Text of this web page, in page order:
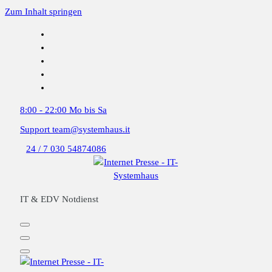
Zum Inhalt springen
8:00 - 22:00 Mo bis Sa
Support team@systemhaus.it
24 / 7 030 54874086
IT & EDV Notdienst